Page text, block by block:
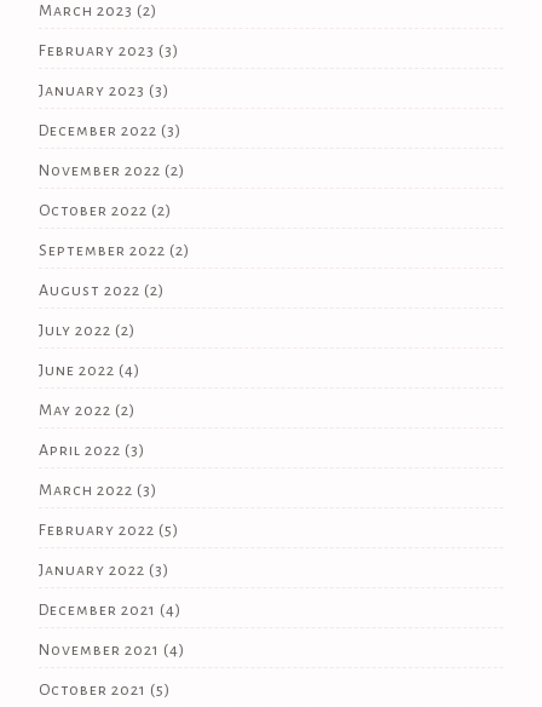
March 2023 (2)
February 2023 (3)
January 2023 (3)
December 2022 (3)
November 2022 (2)
October 2022 (2)
September 2022 (2)
August 2022 (2)
July 2022 (2)
June 2022 (4)
May 2022 (2)
April 2022 (3)
March 2022 (3)
February 2022 (5)
January 2022 (3)
December 2021 (4)
November 2021 (4)
October 2021 (5)